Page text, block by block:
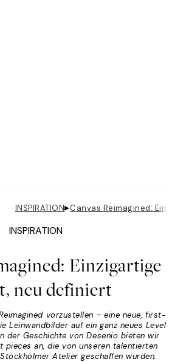
INSPIRATION▸Canvas Reimagined:
INSPIRATION
Einzigartige
neu definiert
vorzustellen – eine neue, first-
Leinwandbilder auf ein ganz neues Level
der Geschichte von Desenio bieten wir
pieces an, die von unseren talentierten
Atelier geschaffen wurden.